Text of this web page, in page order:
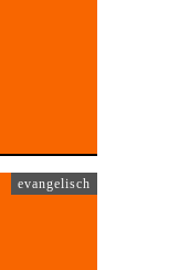
evangelisch